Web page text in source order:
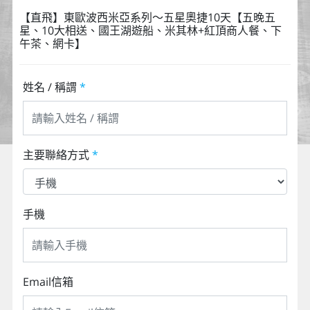
【直飛】東歐波西米亞系列～五星奧捷10天【五晚五
星、10大相送、國王湖遊船、米其林+紅頂商人餐、下
午茶、網卡】
姓名 / 稱謂 *
主要聯絡方式*
手機
Email信箱